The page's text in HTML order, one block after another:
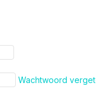
Wachtwoord